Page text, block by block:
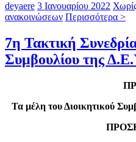
deyaere 3 Ιανουαρίου 2022
ανακοινώσεων Περισσότερα >
7η Τακτική
Συμβουλίου της
Τα μέλη του Διοικητικού